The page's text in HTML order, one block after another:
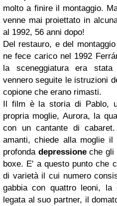
molto a finire il montaggio.
venne mai proiettato in
al 1992, 56 anni dopo!
Del restauro, e del
ne fece carico nel 1992
la sceneggiatura era
vennero seguite le istruzioni
copione che erano rimasti.
Il film è la storia di Pablo,
propria moglie, Aurora, la
con un cantante di
amanti, chiede alla moglie
profonda depressioneche gli
boxe. E' a questo punto che
di varietà il cui numero
gabbia con quattro leoni, la
legata al suo partner, il